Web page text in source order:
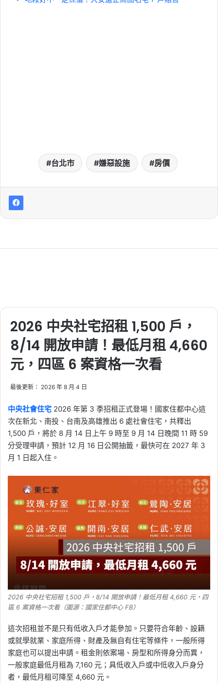
台北市 嫌惡設施 房價
2026 中央社宅招租 1,500 戶，
8/14 開放申請！最低月租 4,660
元，四區 6 案資格一次看
最後更新： 2026 年 8 月 4 日
中央社會住宅 2026 年第 3 季招租正式登場！國家住都中心這
次在新北、南投、台南及高雄推出 6 處社會住宅，共釋出
1,500 戶，將於 8 月 14 日上午 9 時至 9 月 14 日晚間 11 時 59
分受理申請，預計 12 月 16 日公開抽籤，最快可在 2027 年 3
月 1 日起入住。
2026 中央社宅招租 1,500 戶，8/14 開放申請！最低月租 4,660 元，四
區 6 案資格一次看（圖源：國家住都中心 FB）
這次招租並不是只有低收入戶才能參加。只要符合年齡、設籍
或就學就業、家庭所得、財產及無自有住宅等條件，一般所得
家庭也可以提出申請。租金則依案場、房型和所得身分而異，
一般家庭最低月租為 7,160 元；具低收入戶或中低收入戶身分
者，最低月租可降至 4,660 元。